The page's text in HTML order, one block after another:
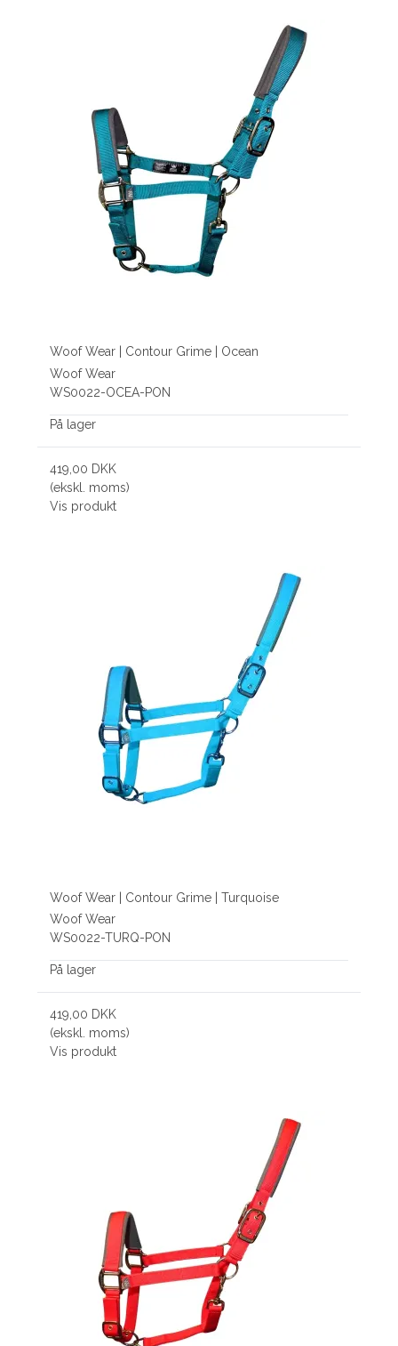
Woof Wear | Contour Grime | Ocean
Woof Wear
WS0022-OCEA-PON
På lager
419,00 DKK
(ekskl. moms)
Vis produkt
Woof Wear | Contour Grime | Turquoise
Woof Wear
WS0022-TURQ-PON
På lager
419,00 DKK
(ekskl. moms)
Vis produkt